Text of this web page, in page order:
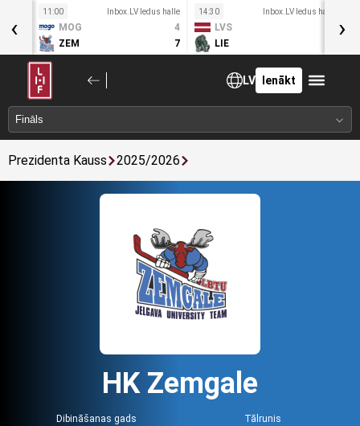
Aug
11:00 Inbox.LV ledus halle
MOG
4
ZEM
7
14:30 Inbox.LV ledus halle
LVS
LIE
‹ ›
LV Ienākt
Prezidenta Kauss 2025/2026
HK Zemgale
Dibināšanas gads Tālrunis